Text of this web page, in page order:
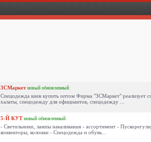
3СМаркет новый обновленный
Cпецодежда киев купить оптом Фирма "3СМаркет" реализует
халаты, спецодежду для официантов, спецодежду ...
5-Й КУТновый обновленный
- Светильники, лампы накаливания - ассортимент -
конвекторы, колонки - Спецодежда и обувь...